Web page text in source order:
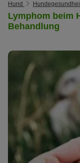
Hund
Lymphom beim
Behandlung